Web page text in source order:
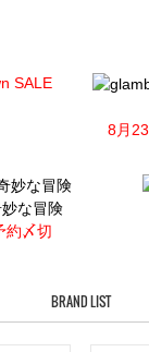
SALE
8月
な冒険
約〆切
BRAND LIST